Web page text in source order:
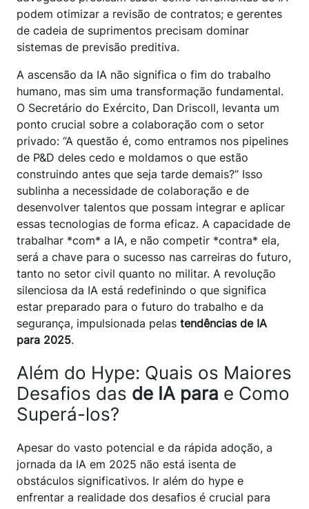
podem otimizar a revisão de contratos; e gerentes
de cadeia de suprimentos precisam dominar
sistemas de previsão preditiva.
A ascensão da IA não significa o fim do trabalho
humano, mas sim uma transformação fundamental.
O Secretário do Exército, Dan Driscoll, levanta um
ponto crucial sobre a colaboração com o setor
privado: “A questão é, como entramos nos pipelines
de P&D deles cedo e moldamos o que estão
construindo antes que seja tarde demais?” Isso
sublinha a necessidade de colaboração e de
desenvolver talentos que possam integrar e aplicar
essas tecnologias de forma eficaz. A capacidade de
trabalhar *com* a IA, e não competir *contra* ela,
será a chave para o sucesso nas carreiras do futuro,
tanto no setor civil quanto no militar. A revolução
silenciosa da IA está redefinindo o que significa
estar preparado para o futuro do trabalho e da
segurança, impulsionada pelas tendências de IA
para 2025.
Além do Hype: Quais os Maiores
Desafios das de IA para e Como
Superá-los?
Apesar do vasto potencial e da rápida adoção, a
jornada da IA em 2025 não está isenta de
obstáculos significativos. Ir além do hype e
enfrentar a realidade dos desafios é crucial para